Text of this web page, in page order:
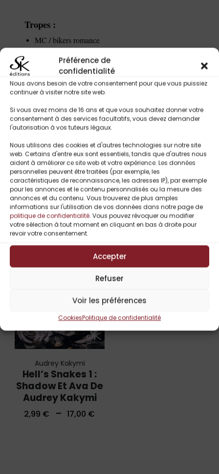
Préférence de
confidentialité
Nous avons besoin de votre consentement pour que vous puissiez
continuer à visiter notre site web.
Si vous avez moins de 16 ans et que vous souhaitez donner votre
consentement à des services facultatifs, vous devez demander
l'autorisation à vos tuteurs légaux.
Nous utilisons des cookies et d'autres technologies sur notre site
web. Certains d'entre eux sont essentiels, tandis que d'autres nous
aident à améliorer ce site web et votre expérience. Les données
personnelles peuvent être traitées (par exemple, les
caractéristiques de reconnaissance, les adresses IP), par exemple
pour les annonces et le contenu personnalisés ou la mesure des
annonces et du contenu. Vous trouverez de plus amples
informations sur l'utilisation de vos données dans notre page de
politique de confidentialité. Vous pouvez révoquer ou modifier
votre sélection à tout moment en cliquant en bas à droite pour
revoir votre consentement.
Accepter
Refuser
Voir les préférences
CookiesPolitique de confidentialité
Tropes :
MC / bikers romance
Parent célibataire
Femme en fuite
Nouveau départ
Héros dangereux mais protecteur
Passé qui refait surface
Suspense romantique
Attraction intense
Protection et survie
Secrets et menace
Titres Similaires
UP TO-
50%
Hell’s Snakes 1 :
Shadow Et Ava De
Audrey Kakymi
Audrey Kakymi
2,99 € – 17,00 €